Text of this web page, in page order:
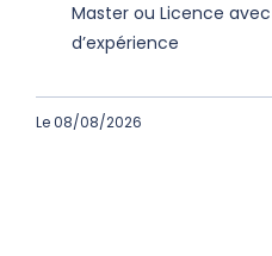
Master ou Licence
d’expérience
Le 08/08/2026